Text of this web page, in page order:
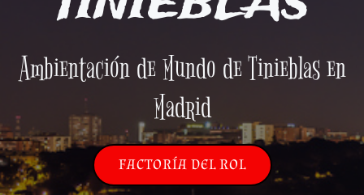
Ambientación de Mundo de Tinieblas en
Madrid
FACTORÍA DEL ROL